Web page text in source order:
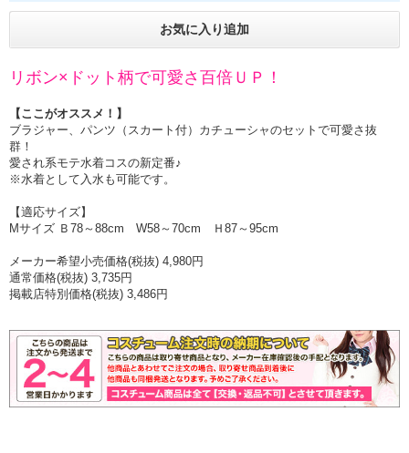
お気に入り追加
リボン×ドット柄で可愛さ百倍ＵＰ！
【ここがオススメ！】
ブラジャー、パンツ（スカート付）カチューシャのセットで可愛さ抜
群！
愛され系モテ水着コスの新定番♪
※水着として入水も可能です。
【適応サイズ】
Mサイズ Ｂ78～88cm W58～70cm Ｈ87～95cm
メーカー希望小売価格(税抜) 4,980円
通常価格(税抜) 3,735円
掲載店特別価格(税抜) 3,486円